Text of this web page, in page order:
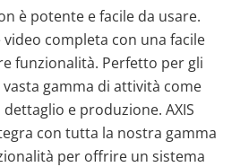
è potente e facile da usare.
completa con una facile
funzionalità. Perfetto per gli
gamma di attività come
e produzione. AXIS
con tutta la nostra gamma
per offrire un sistema